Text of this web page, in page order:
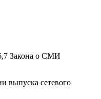
Закона о СМИ
выпуска сетевого